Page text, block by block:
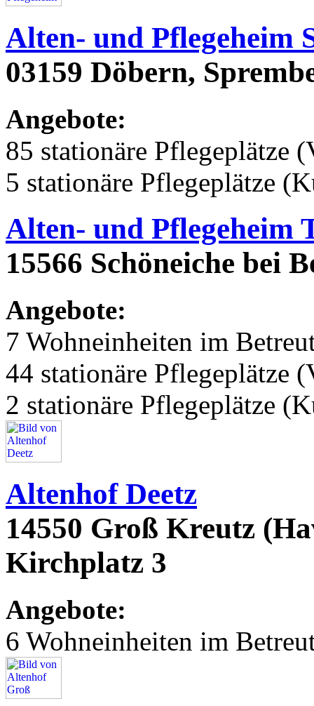
Alten- und Pflegeheim
03159 Döbern,
Angebote:
85 stationäre Pflegeplätze
5 stationäre Pflegeplätze
Alten- und Pflegeheim
15566 Schöneiche bei
Angebote:
7 Wohneinheiten im
44 stationäre Pflegeplätze
2 stationäre Pflegeplätze
Altenhof Deetz
14550 Groß Kreutz
Kirchplatz 3
Angebote:
6 Wohneinheiten im